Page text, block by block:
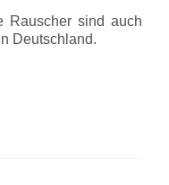
Rauscher sind auch
Deutschland.